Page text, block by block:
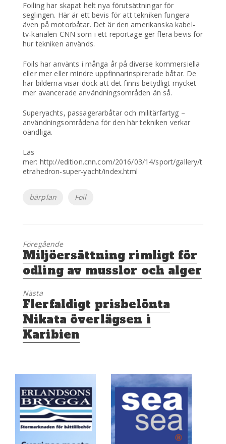
Foiling har skapat helt nya förutsättningar för
seglingen. Här är ett bevis för att tekniken fungera
även på motorbåtar. Det är den amerikanska kabel-
tv-kanalen CNN som i ett reportage ger flera bevis för
hur tekniken används.
Foils har använts i många år på diverse kommersiella
eller mer eller mindre uppfinnarinspirerade båtar. De
här bilderna visar dock att det finns betydligt mycket
mer avancerade användningsområden än så.
Superyachts, passagerarbåtar och militärfartyg –
användningsområdena för den här tekniken verkar
oändliga.
Läs
mer: http://edition.cnn.com/2016/03/14/sport/gallery/t
etrahedron-super-yacht/index.html
Etiketter
bärplan Foil
Föregående
Föregående
inlägg:
Miljöersättning rimligt för
odling av musslor och alger
Nästa
Nästa
inlägg:
Flerfaldigt prisbelönta
Nikata överlägsen i
Karibien